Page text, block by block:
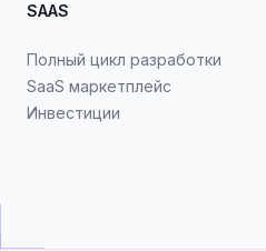
SAAS
Полный цикл разработки
SaaS маркетплейс
Инвестиции